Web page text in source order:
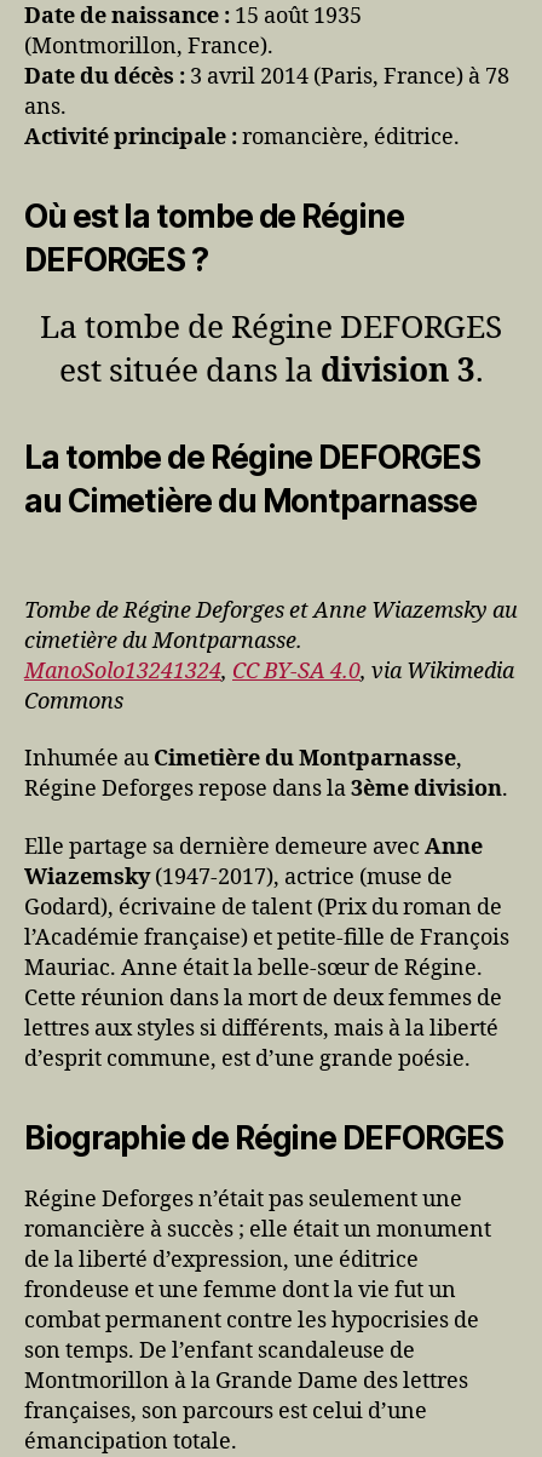
Date de naissance : 15 août 1935
(Montmorillon, France).
Date du décès : 3 avril 2014 (Paris, France) à 78
ans.
Activité principale :romancière, éditrice.
Où est la tombe de Régine
DEFORGES ?
La tombe de Régine DEFORGES
est située dans la division 3.
La tombe de Régine DEFORGES
au Cimetière du Montparnasse
Tombe de Régine Deforges et Anne Wiazemsky au
cimetière du Montparnasse.
ManoSolo13241324, CC BY-SA 4.0, via Wikimedia
Commons
Inhumée au Cimetière du Montparnasse,
Régine Deforges repose dans la3ème division.
Elle partage sa dernière demeure avec Anne
Wiazemsky(1947-2017), actrice (muse de
Godard), écrivaine de talent (Prix du roman de
l’Académie française) et petite-fille de François
Mauriac. Anne était la belle-sœur de Régine.
Cette réunion dans la mort de deux femmes de
lettres aux styles si différents, mais à la liberté
d’esprit commune, est d’une grande poésie.
Biographie de Régine DEFORGES
Régine Deforges n’était pas seulement une
romancière à succès ; elle était un monument
de la liberté d’expression, une éditrice
frondeuse et une femme dont la vie fut un
combat permanent contre les hypocrisies de
son temps. De l’enfant scandaleuse de
Montmorillon à la Grande Dame des lettres
françaises, son parcours est celui d’une
émancipation totale.